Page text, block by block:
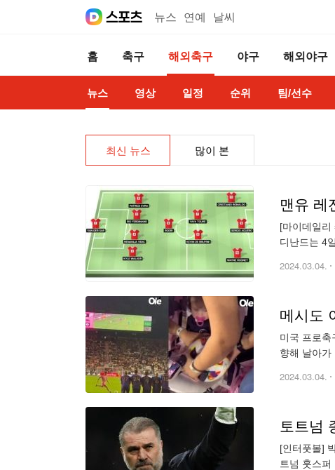
뉴스 연예 날씨
홈 축구 해외축구 야구 해외야구
뉴스 영상 일정 순위 팀/선수
최신 뉴스 많이 본
맨유 레
[마이데일리
디난드는 4
2024.03.04.
메시도
미국 프로
향해 날아
2024.03.04.
토트넘
[인터풋볼]
트넘 훗스